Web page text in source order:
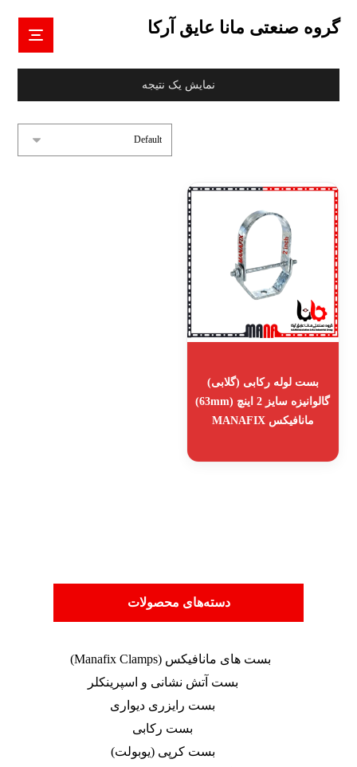
گروه صنعتی مانا عایق آرکا
نمایش یک نتیجه
بست لوله رکابی (گلابی)
گالوانیزه سایز 2 اینچ (63mm)
مانافیکس MANAFIX
دسته‌های محصولات
بست های مانافیکس (Manafix Clamps)
بست آتش نشانی و اسپرینکلر
بست رایزری دیواری
بست رکابی
بست کرپی (یوبولت)